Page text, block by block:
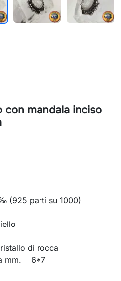
con mandala inciso
(925 parti su 1000)
di rocca
mm. 6*7